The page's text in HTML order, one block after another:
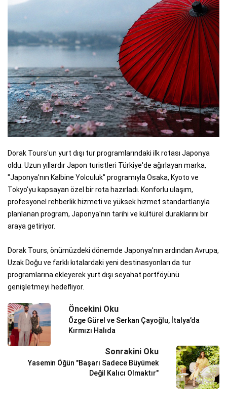
Dorak Tours'un yurt dışı tur programlarındaki ilk rotası Japonya
oldu. Uzun yıllardır Japon turistleri Türkiye'de ağırlayan marka,
"Japonya'nın Kalbine Yolculuk" programıyla Osaka, Kyoto ve
Tokyo'yu kapsayan özel bir rota hazırladı. Konforlu ulaşım,
profesyonel rehberlik hizmeti ve yüksek hizmet standartlarıyla
planlanan program, Japonya'nın tarihi ve kültürel duraklarını bir
araya getiriyor.
Dorak Tours, önümüzdeki dönemde Japonya'nın ardından Avrupa,
Uzak Doğu ve farklı kıtalardaki yeni destinasyonları da tur
programlarına ekleyerek yurt dışı seyahat portföyünü
genişletmeyi hedefliyor.
Öncekini Oku
Özge Gürel ve Serkan Çayoğlu, İtalya’da
Kırmızı Halıda
Sonrakini Oku
Yasemin Öğün "Başarı Sadece Büyümek
Değil Kalıcı Olmaktır"